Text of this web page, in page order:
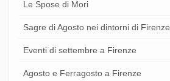
Le Spose di Mori
Sagre di Agosto nei dintorni di Firenze
Eventi di settembre a Firenze
Agosto e Ferragosto a Firenze